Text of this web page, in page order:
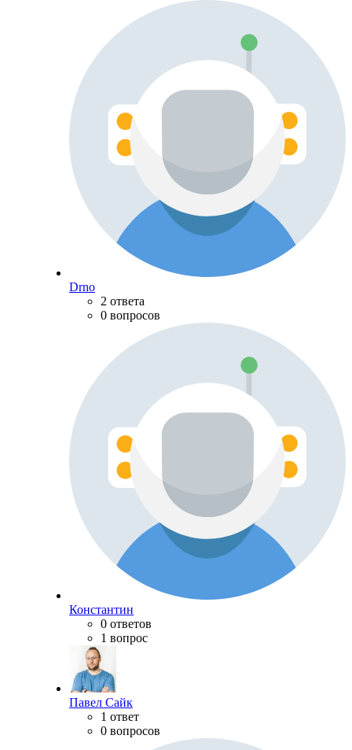
Drno
2 ответа
0 вопросов
Константин
0 ответов
1 вопрос
Павел Сайк
1 ответ
0 вопросов